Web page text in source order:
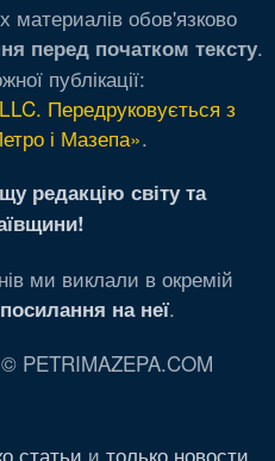
материалів обов'язково
перед початком тексту.
публікації:
Передруковується з
і Мазепа».
редакцію світу та
ми виклали в окремій
посилання на неї.
PETRIMAZEPA.COM
статьи и только новости